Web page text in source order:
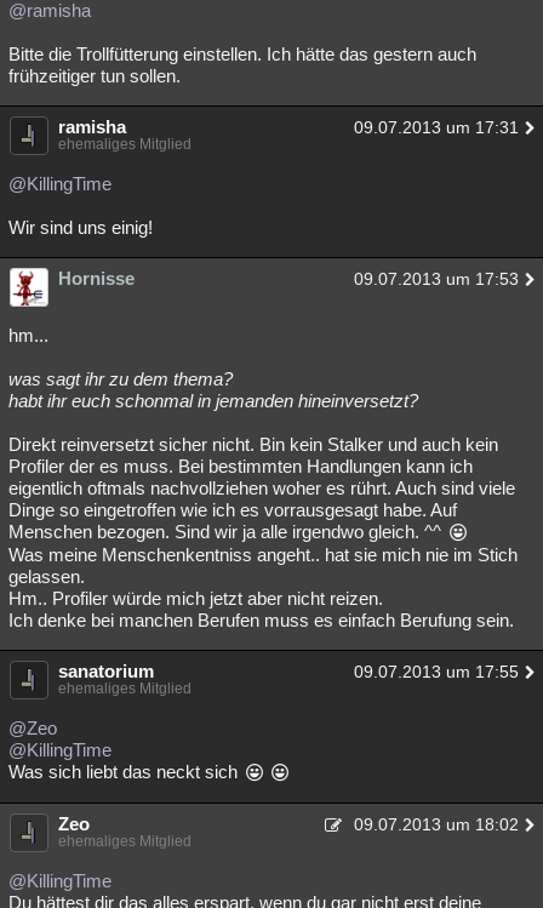
@ramisha
Bitte die Trollfütterung einstellen. Ich hätte das gestern auch
frühzeitiger tun sollen.
ramisha 09.07.2013 um 17:31
ehemaliges Mitglied
@KillingTime
Wir sind uns einig!
Hornisse 09.07.2013 um 17:53
hm...
was sagt ihr zu dem thema?
habt ihr euch schonmal in jemanden hineinversetzt?
Direkt reinversetzt sicher nicht. Bin kein Stalker und auch kein
Profiler der es muss. Bei bestimmten Handlungen kann ich
eigentlich oftmals nachvollziehen woher es rührt. Auch sind viele
Dinge so eingetroffen wie ich es vorrausgesagt habe. Auf
Menschen bezogen. Sind wir ja alle irgendwo gleich. ^^
Was meine Menschenkentniss angeht.. hat sie mich nie im Stich
gelassen.
Hm.. Profiler würde mich jetzt aber nicht reizen.
Ich denke bei manchen Berufen muss es einfach Berufung sein.
sanatorium 09.07.2013 um 17:55
ehemaliges Mitglied
@Zeo
@KillingTime
Was sich liebt das neckt sich
Zeo 09.07.2013 um 18:02
ehemaliges Mitglied
@KillingTime
Du hättest dir das alles erspart, wenn du gar nicht erst deine